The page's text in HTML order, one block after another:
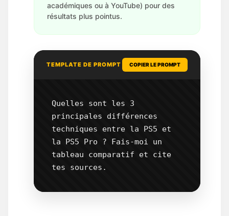
académiques ou à YouTube) pour des
résultats plus pointus.
TEMPLATE DE PROMPT COPIER LE PROMPT
Quelles sont les 3
principales différences
techniques entre la PS5 et
la PS5 Pro ? Fais-moi un
tableau comparatif et cite
tes sources.